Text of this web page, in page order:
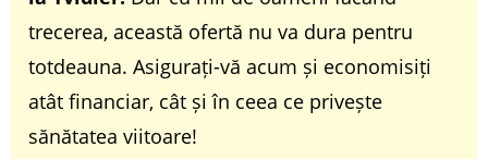
trecerea, această ofertă nu va dura pentru
totdeauna. Asigurați-vă acum și economisiți
atât financiar, cât și în ceea ce privește
sănătatea viitoare!